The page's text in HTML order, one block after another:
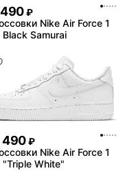
490 ₽
Nike Air Force 1
Black Samurai
490 ₽
Nike Air Force 1
"Triple White"